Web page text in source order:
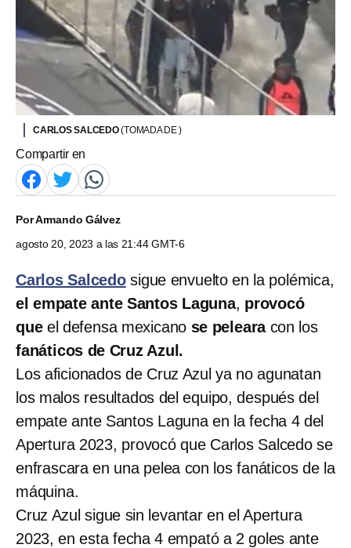
CARLOS SALCEDO(TOMADA DE )
Compartir en
PorArmando Gálvez
agosto 20, 2023 a las 21:44 GMT-6
Carlos Salcedosigue envuelto en la polémica,
el empate ante Santos Laguna, provocó
queel defensa mexicano se pelearacon los
fanáticos de Cruz Azul.
Los aficionados de Cruz Azul ya no agunatan
los malos resultados del equipo, después del
empate ante Santos Laguna en la fecha 4 del
Apertura 2023, provocó que Carlos Salcedo se
enfrascara en una pelea con los fanáticos de la
máquina.
Cruz Azul sigue sin levantar en el Apertura
2023, en esta fecha 4 empató a 2 goles ante